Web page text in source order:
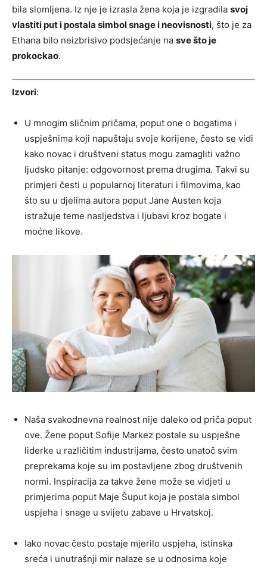
bila slomljena. Iz nje je izrasla žena koja je izgradila svoj
vlastiti put i postala simbol snage i neovisnosti, što je za
Ethana bilo neizbrisivo podsjećanje na sve što je
prokockao.
Izvori:
U mnogim sličnim pričama, poput one o bogatima i
uspješnima koji napuštaju svoje korijene, često se vidi
kako novac i društveni status mogu zamagliti važno
ljudsko pitanje: odgovornost prema drugima. Takvi su
primjeri česti u popularnoj literaturi i filmovima, kao
što su u djelima autora poput Jane Austen koja
istražuje teme nasljedstva i ljubavi kroz bogate i
moćne likove.
Naša svakodnevna realnost nije daleko od priča poput
ove. Žene poput Sofije Markez postale su uspješne
liderke u različitim industrijama, često unatoč svim
preprekama koje su im postavljene zbog društvenih
normi. Inspiracija za takve žene može se vidjeti u
primjerima poput Maje Šuput koja je postala simbol
uspjeha i snage u svijetu zabave u Hrvatskoj.
Iako novac često postaje mjerilo uspjeha, istinska
sreća i unutrašnji mir nalaze se u odnosima koje